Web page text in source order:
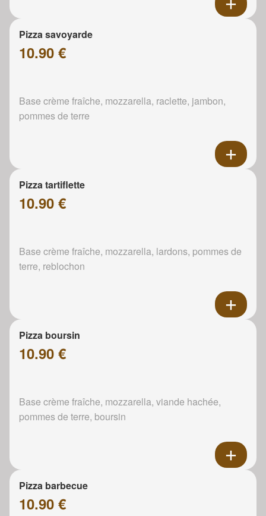
Pizza savoyarde
10.90 €
Base crème fraîche, mozzarella, raclette, jambon,
pommes de terre
Pizza tartiflette
10.90 €
Base crème fraîche, mozzarella, lardons, pommes de
terre, reblochon
Pizza boursin
10.90 €
Base crème fraîche, mozzarella, viande hachée,
pommes de terre, boursin
Pizza barbecue
10.90 €